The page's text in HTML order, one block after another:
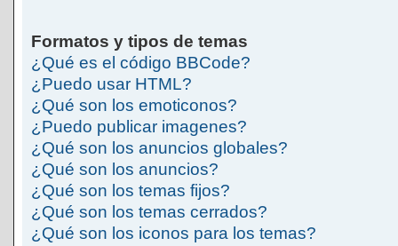
Formatos y tipos de temas
¿Qué es el código BBCode?
¿Puedo usar HTML?
¿Qué son los emoticonos?
¿Puedo publicar imagenes?
¿Qué son los anuncios globales?
¿Qué son los anuncios?
¿Qué son los temas fijos?
¿Qué son los temas cerrados?
¿Qué son los iconos para los temas?